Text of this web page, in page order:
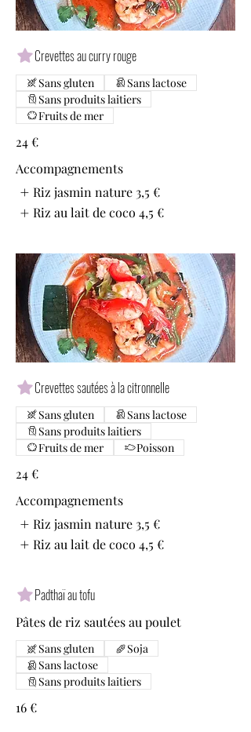
Crevettes au curry rouge
24 €
Sans gluten
Sans lactose
Sans produits laitiers
Fruits de mer
Accompagnements
Riz jasmin nature 3,5 €
Riz au lait de coco 4,5 €
Crevettes sautées à la citronnelle
24 €
Sans gluten
Sans lactose
Sans produits laitiers
Fruits de mer
Poisson
Accompagnements
Riz jasmin nature 3,5 €
Riz au lait de coco 4,5 €
Padthaï au tofu
Pâtes de riz sautées au poulet
16 €
Sans gluten
Soja
Sans lactose
Sans produits laitiers